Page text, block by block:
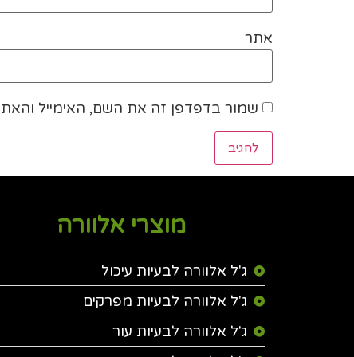
אתר
שמור בדפדפן זה את השם, האימייל
מוצרי אלוורה
ג'ל אלוורה לבעיות עיכול
ג'ל אלוורה לבעיות מפרקים
ג'ל אלוורה לבעיות עור